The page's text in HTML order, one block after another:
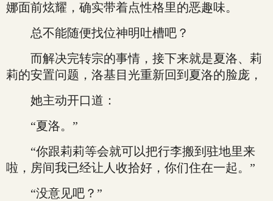
娜面前炫耀，确实带着点性格里的恶趣味。
总不能随便找位神明吐槽吧？
而解决完转宗的事情，接下来就是夏洛、莉
莉的安置问题，洛基目光重新回到夏洛的脸庞，
她主动开口道：
“夏洛。”
“你跟莉莉等会就可以把行李搬到驻地里来
啦，房间我已经让人收拾好，你们住在一起。”
“没意见吧？”